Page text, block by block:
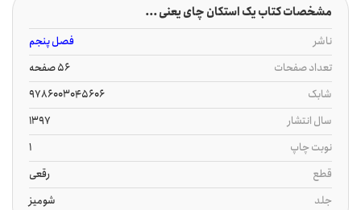
مشخصات کتاب یک استکان چای یعنی ...
ناشر
فصل پنجم
تعداد صفحات
56 صفحه
شابک
9786003045606
سال انتشار
1397
نوبت چاپ
1
قطع
رقعی
جلد
شومیز